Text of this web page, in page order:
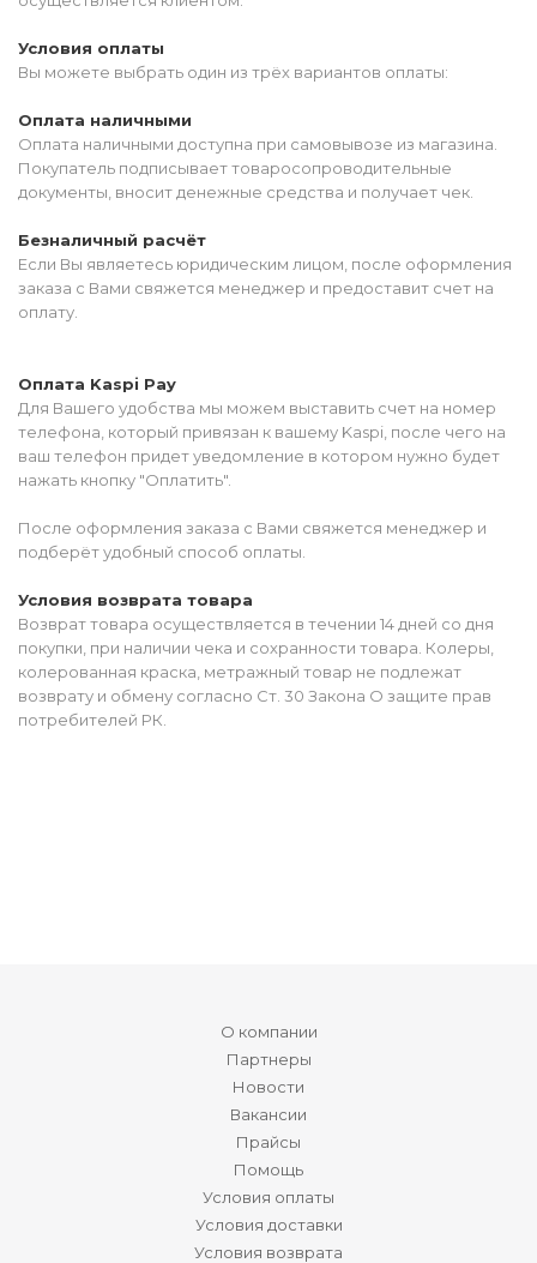
Условия оплаты
Вы можете выбрать один из трёх вариантов оплаты:
Оплата наличными
Оплата наличными доступна при самовывозе из магазина.
Покупатель подписывает товаросопроводительные
документы, вносит денежные средства и получает чек.
Безналичный расчёт
Если Вы являетесь юридическим лицом, после оформления
заказа с Вами свяжется менеджер и предоставит счет на
оплату.
Оплата Kaspi Pay
Для Вашего удобства мы можем выставить счет на номер
телефона, который привязан к вашему Kaspi, после чего на
ваш телефон придет уведомление в котором нужно будет
нажать кнопку "Оплатить".
После оформления заказа с Вами свяжется менеджер и
подберёт удобный способ оплаты.
Условия возврата товара
Возврат товара осуществляется в течении 14 дней со дня
покупки, при наличии чека и сохранности товара. Колеры,
колерованная краска, метражный товар не подлежат
возврату и обмену согласно Ст. 30 Закона О защите прав
потребителей РК.
О компании
Партнеры
Новости
Вакансии
Прайсы
Помощь
Условия оплаты
Условия доставки
Условия возврата